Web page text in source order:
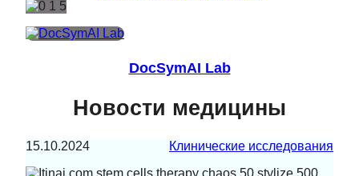
DocSymAI Lab
Новости медицины
15.10.2024 Клинические исследования